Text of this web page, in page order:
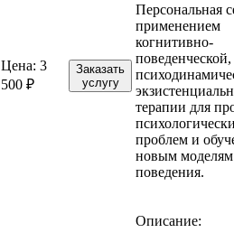
Цена: 3
500 ₽
Заказать
услугу
Персональная
применением
когнитивно-
поведенческой,
терапии для
проблем и
новым моделям
поведения.
Описание: